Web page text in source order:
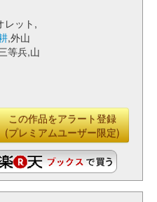
レット,
,外山
等兵,山
この作品をアラート登録
(プレミアムユーザー限定)